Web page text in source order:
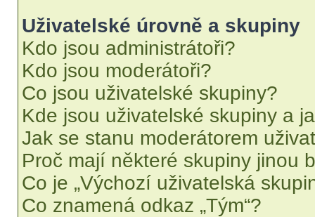
Uživatelské úrovně a skupiny
Kdo jsou administrátoři?
Kdo jsou moderátoři?
Co jsou uživatelské skupiny?
Kde jsou uživatelské skupiny a
Jak se stanu moderátorem
Proč mají některé skupiny jinou
Co je „Výchozí uživatelská
Co znamená odkaz „Tým“?